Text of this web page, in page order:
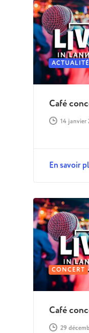
Café
14 janvier
En savoir
CONCERT
Café
29